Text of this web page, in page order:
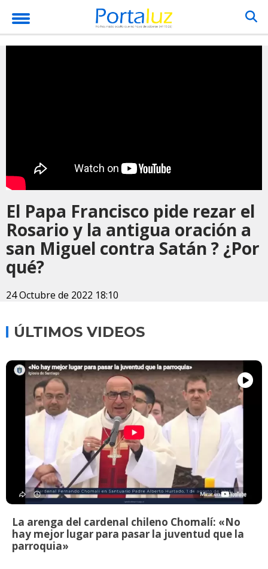
El Papa Francisco pide rezar el
Rosario y la antigua oración a
san Miguel contra Satán ? ¿Por
qué?
24 Octubre de 2022 18:10
ÚLTIMOS VIDEOS
La arenga del cardenal chileno Chomalí: «No
hay mejor lugar para pasar la juventud que la
parroquia»